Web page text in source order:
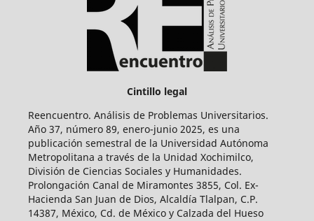
Cintillo legal
Reencuentro. Análisis de Problemas Universitarios.
Año 37, número 89, enero-junio 2025, es una
publicación semestral de la Universidad Autónoma
Metropolitana a través de la Unidad Xochimilco,
División de Ciencias Sociales y Humanidades.
Prolongación Canal de Miramontes 3855, Col. Ex-
Hacienda San Juan de Dios, Alcaldía Tlalpan, C.P.
14387, México, Cd. de México y Calzada del Hueso